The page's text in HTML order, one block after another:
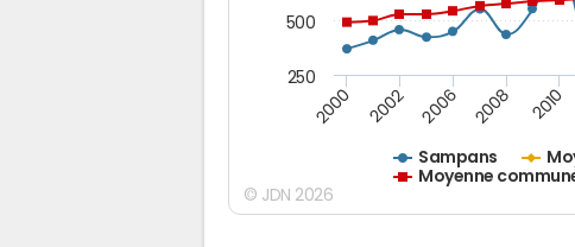
Sampans
Moyenne
2000 2002 2006 2008 2010
250
500
© JDN 2026